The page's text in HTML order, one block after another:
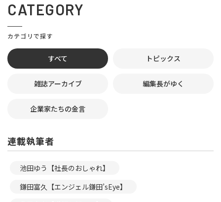
CATEGORY
カテゴリで探す
すべて トピックス
雑誌アーカイブ 編集長がゆく
企業家たちの金言
連載執筆者
池田ゆう【社長のおしゃれ】
鎌田富久【エンジェル鎌田’sEye】